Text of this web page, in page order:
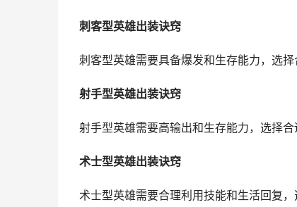
刺客型英雄出装诀窍
刺客型英雄需要具备爆发和生存能力，选
射手型英雄出装诀窍
射手型英雄需要高输出和生存能力，选择
术士型英雄出装诀窍
术士型英雄需要合理利用技能和生活回复